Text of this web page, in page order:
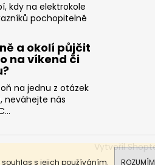
s jejich používáním. ROZUMÍM
kdy na elektrokole
pochopitelně
a okolí půjčit
na víkend či
na jednu z otázek
neváhejte nás
Vytvořil